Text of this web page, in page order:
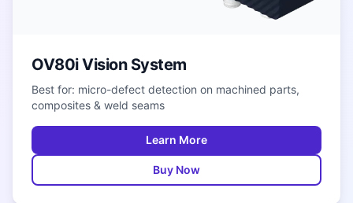
OV80i Vision System
Best for: micro-defect detection on machined parts,
composites & weld seams
Learn More
Buy Now